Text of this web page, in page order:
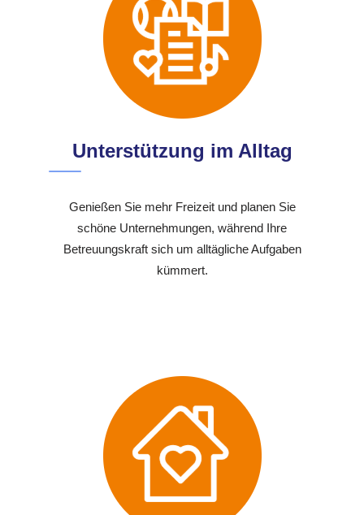
Unterstützung im Alltag
Genießen Sie mehr Freizeit und planen Sie
schöne Unternehmungen, während Ihre
Betreuungskraft sich um alltägliche Aufgaben
kümmert.